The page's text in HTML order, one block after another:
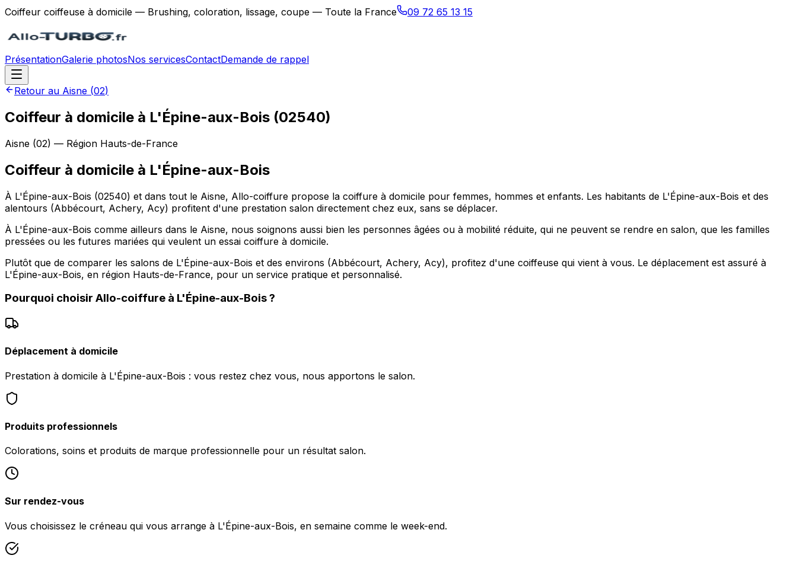
Coiffeur coiffeuse à domicile — Brushing, coloration, lissage, coupe — Toute la France 09 72 65 13 15
PrésentationGalerie photosNos servicesContactDemande de rappel
Retour au Aisne (02)
Coiffeur à domicile à L'Épine-aux-Bois (02540)
Aisne (02) — Région Hauts-de-France
Coiffeur à domicile à L'Épine-aux-Bois
À L'Épine-aux-Bois (02540) et dans tout le Aisne, Allo-coiffure propose la coiffure à domicile pour femmes, hommes et enfants. Les habitants de L'Épine-aux-Bois et des
alentours (Abbécourt, Achery, Acy) profitent d'une prestation salon directement chez eux, sans se déplacer.
À L'Épine-aux-Bois comme ailleurs dans le Aisne, nous soignons aussi bien les personnes âgées ou à mobilité réduite, qui ne peuvent se rendre en salon, que les familles
pressées ou les futures mariées qui veulent un essai coiffure à domicile.
Plutôt que de comparer les salons de L'Épine-aux-Bois et des environs (Abbécourt, Achery, Acy), profitez d'une coiffeuse qui vient à vous. Le déplacement est assuré à
L'Épine-aux-Bois, en région Hauts-de-France, pour un service pratique et personnalisé.
Pourquoi choisir Allo-coiffure à L'Épine-aux-Bois?
Déplacement à domicile
Prestation à domicile à L'Épine-aux-Bois : vous restez chez vous, nous apportons le salon.
Produits professionnels
Colorations, soins et produits de marque professionnelle pour un résultat salon.
Sur rendez-vous
Vous choisissez le créneau qui vous arrange à L'Épine-aux-Bois, en semaine comme le week-end.